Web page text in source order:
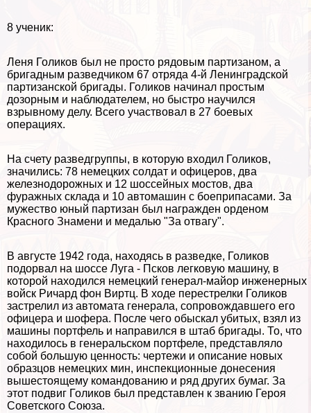
8 ученик:
Леня Голиков был не просто рядовым партизаном, а
бригадным разведчиком 67 отряда 4-й Ленинградской
партизанской бригады. Голиков начинал простым
дозорным и наблюдателем, но быстро научился
взрывному делу. Всего участвовал в 27 боевых
операциях.
На счету разведгруппы, в которую входил Голиков,
значились: 78 немецких солдат и офицеров, два
железнодорожных и 12 шоссейных мостов, два
фуражных склада и 10 автомашин с боеприпасами. За
мужество юный партизан был награжден орденом
Красного Знамени и медалью "За отвагу".
В августе 1942 года, находясь в разведке, Голиков
подорвал на шоссе Луга - Псков легковую машину, в
которой находился немецкий генерал-майор инженерных
войск Ричард фон Виртц. В ходе перестрелки Голиков
застрелил из автомата генерала, сопровождавшего его
офицера и шофера. После чего обыскал убитых, взял из
машины портфель и направился в штаб бригады. То, что
находилось в генеральском портфеле, представляло
собой большую ценность: чертежи и описание новых
образцов немецких мин, инспекционные донесения
вышестоящему комaндованию и ряд других бумаг. За
этот подвиг Голиков был представлен к званию Героя
Советского Союза.